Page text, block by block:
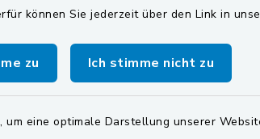
können Sie jederzeit über den Link in
zu Ich stimme nicht zu
eine optimale Darstellung unserer
Oberpfälzer Seenland
Zweckverband
Pretzabrucker Gruppe
Landkreis Schwandorf